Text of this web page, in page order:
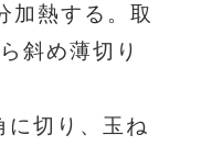
加熱する。取
斜め薄切り
に切り、玉ね